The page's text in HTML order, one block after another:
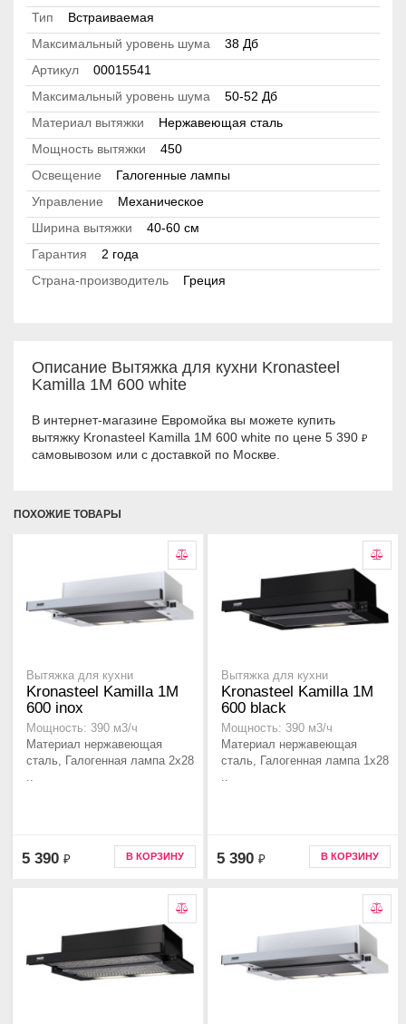
Тип
Встраиваемая
Максимальный уровень шума
38 Дб
Артикул
00015541
Максимальный уровень шума
50-52 Дб
Материал вытяжки
Нержавеющая сталь
Мощность вытяжки
450
Освещение
Галогенные лампы
Управление
Механическое
Ширина вытяжки
40-60 см
Гарантия
2 года
Страна-производитель
Греция
Описание Вытяжка для кухни Kronasteel
Kamilla 1M 600 white
В интернет-магазине Евромойка вы можете купить
вытяжку Kronasteel Kamilla 1M 600 white по цене 5 390 ₽
самовывозом или с доставкой по Москве.
ПОХОЖИЕ ТОВАРЫ
Вытяжка для кухни
Kronasteel Kamilla 1M
600 inox
Мощность: 390 м3/ч
Материал нержавеющая
сталь, Галогенная лампа 2x28
..
5 390 ₽ В КОРЗИНУ
Вытяжка для кухни
Kronasteel Kamilla 1M
600 black
Мощность: 390 м3/ч
Материал нержавеющая
сталь, Галогенная лампа 1x28
..
5 390 ₽ В КОРЗИНУ